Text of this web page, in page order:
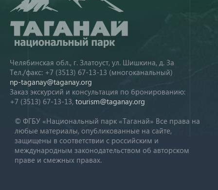
Челябинская обл., г. Златоуст, ул. Шишкина, д. 3а
Тел./факс: +7 (3513) 67-13-13 (многоканальный)
np-taganay@taganay.org
Заказ экскурсий и консультация по бронированию:
+7 (3513) 67-13-13, tourism@taganay.org
© ФГБУ «Национальный парк «Таганай» Все права на
любые материалы, опубликованные на сайте,
защищены в соответствии с российским и
международным законодательством об авторском
праве и смежных правах.